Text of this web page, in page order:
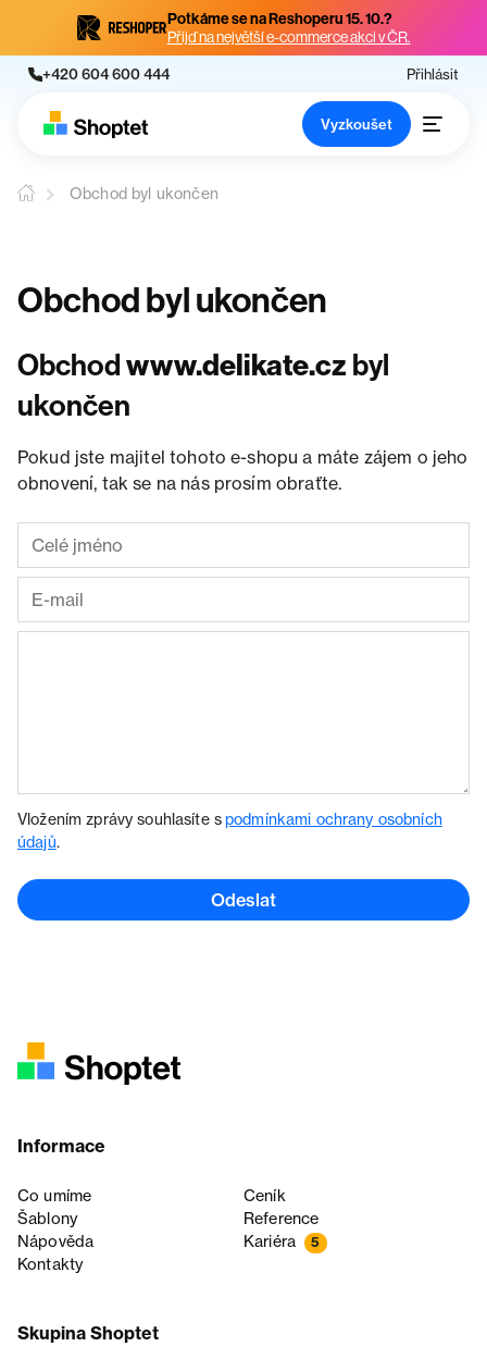
Potkáme se na Reshoperu 15. 10.?
Přijď na největší e-commerce akci v ČR.
+420 604 600 444 Přihlásit
Vyzkoušet
Obchod byl ukončen
Obchod byl ukončen
Obchodwww.delikate.cz byl
ukončen
Pokud jste majitel tohoto e-shopu a máte zájem o jeho
obnovení, tak se na nás prosím obraťte.
Vložením zprávy souhlasíte spodmínkami ochrany osobních
údajů.
Odeslat
Informace
Co umíme
Ceník
Šablony
Reference
Nápověda
Kariéra 5
Kontakty
Skupina Shoptet